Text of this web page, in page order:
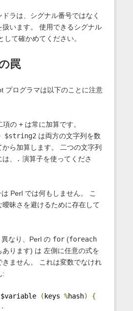
ラは、シグナル番号ではなく
扱います。 使用できるシグナル
して確かめてください。
罠
プログラマは以下のことに注意
項の +は常に加算です。
$string2 は両方の文字列を数
ら加算します。 二つの文字列
、
. 演算子を使ってくださ
Perl では何もしません。 こ
曖昧さを避けるために存在して
なり、Perl の for(foreach
あります) は 左側に任意の式を
きません。 これは変数でなけれ
:
( keys %hash)
{